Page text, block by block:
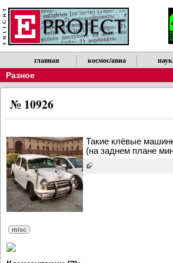
главная космос/авиа
Разное
№ 10926
Такие клёвые
(на заднем плане
misc